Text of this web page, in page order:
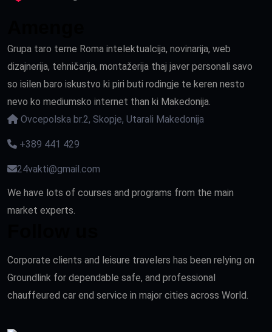
Grupa taro terne Roma intelektualcija, novinarija, web
dizajnerija, tehničarija, montažerija thaj javer personali savo
so isilen baro iskustvo ki piri buti rodingje te keren nesto
nevo ko mediumsko internet than ki Makedonija.
Ovcepolska br.2, Skopje, Utarali Makedonija
+389 441 429
24vakti@gmail.com
We have lots of courses and programs from the main
market experts.
Corporate clients and leisure travelers has been relying on
Groundlink for dependable safe, and professional
chauffeured car end service in major cities across World.